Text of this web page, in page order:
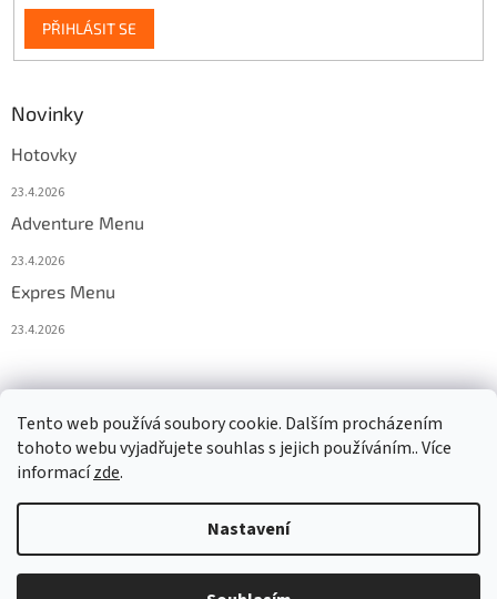
Tento web používá soubory cookie. Dalším procházením
tohoto webu vyjadřujete souhlas s jejich používáním.. Více
informacízde.
Nastavení
PŘIHLÁSIT SE
Novinky
Hotovky
23.4.2026
Adventure Menu
23.4.2026
Expres Menu
23.4.2026
Copyright 2026www.333adventures.com. Všechna práva